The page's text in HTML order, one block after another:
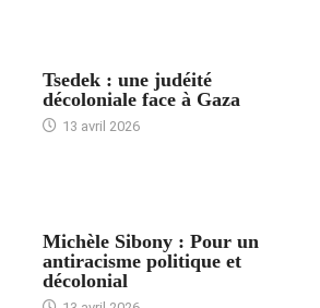
Tsedek : une judéité
décoloniale face à Gaza
13 avril 2026
Michèle Sibony : Pour un
antiracisme politique et
décolonial